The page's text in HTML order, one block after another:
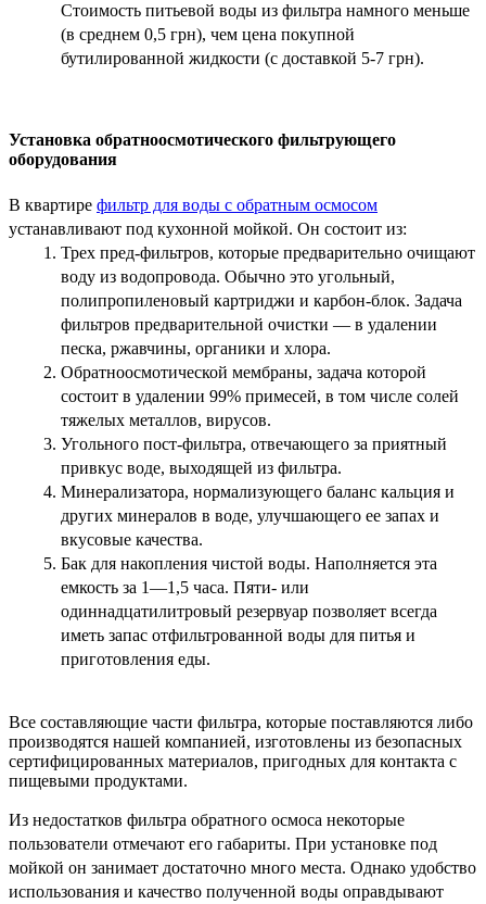
Стоимость питьевой воды из фильтра намного меньше
(в среднем 0,5 грн), чем цена покупной
бутилированной жидкости (с доставкой 5-7 грн).
Установка обратноосмотического фильтрующего
оборудования
В квартире фильтр для воды с обратным осмосом
устанавливают под кухонной мойкой. Он состоит из:
Трех пред-фильтров, которые предварительно очищают
воду из водопровода. Обычно это угольный,
полипропиленовый картриджи и карбон-блок. Задача
фильтров предварительной очистки — в удалении
песка, ржавчины, органики и хлора.
Обратноосмотической мембраны, задача которой
состоит в удалении 99% примесей, в том числе солей
тяжелых металлов, вирусов.
Угольного пост-фильтра, отвечающего за приятный
привкус воде, выходящей из фильтра.
Минерализатора, нормализующего баланс кальция и
других минералов в воде, улучшающего ее запах и
вкусовые качества.
Бак для накопления чистой воды. Наполняется эта
емкость за 1—1,5 часа. Пяти- или
одиннадцатилитровый резервуар позволяет всегда
иметь запас отфильтрованной воды для питья и
приготовления еды.
Все составляющие части фильтра, которые поставляются либо
производятся нашей компанией, изготовлены из безопасных
сертифицированных материалов, пригодных для контакта с
пищевыми продуктами.
Из недостатков фильтра обратного осмоса некоторые
пользователи отмечают его габариты. При установке под
мойкой он занимает достаточно много места. Однако удобство
использования и качество полученной воды оправдывают